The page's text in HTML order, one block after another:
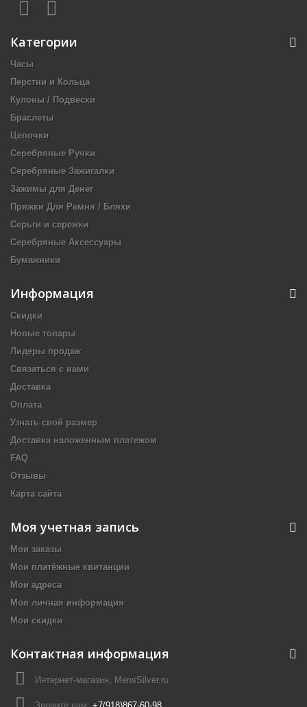
Категории
Часы
Перстни и Кольца
Кулоны / Подвески
Браслеты
Цепочки
Серебряные Ручки
Серебряные Зажигалки
Зажимы для Денег
Пряжки Для Ремня / Бляхи
Серьги и сережки
Серебряные Аксессуары
Бумажники
Информация
Скидки
Новые товары
Лидеры продаж
Связаться с нами
Доставка
Оплата
Узнать свой размер
Доставка наложенным платежом
FAQ
Отзывы
Карта сайта
Моя учетная запись
Мои заказы
Мои платёжные квитанции
Мои адреса
Моя личная информация
Мои скидки
Контактная информация
Интернет-магазин, MensSilver.ru